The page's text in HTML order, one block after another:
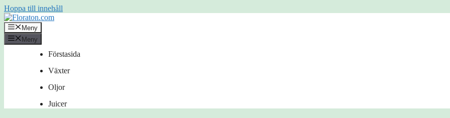
Hoppa till innehåll
Meny
Meny
Förstasida
Växter
Oljor
Juicer